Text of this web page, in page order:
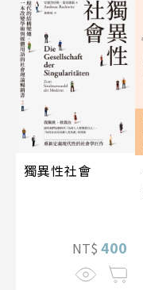
獨異性社會
NT$ 400